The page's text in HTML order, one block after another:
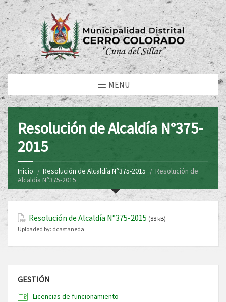
MENU
Resolución de Alcaldía N°375-
2015
Inicio Resolución de Alcaldía N°375-2015
Resolución de
Alcaldía N°375-2015
Resolución de Alcaldía N°375-2015 (88 kB)
Uploaded by: dcastaneda
GESTIÓN
Licencias de funcionamiento